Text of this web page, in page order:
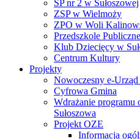
SP nr 2 w Sułoszowej
ZSP w Wielmoży
ZPO w Woli
Przedszkole
Klub Dziecięcy w
Centrum Kultury
Projekty
Nowoczesny e-Urząd
Cyfrowa Gmina
Wdrażanie
Sułoszowa
Projekt OZE
Informacja